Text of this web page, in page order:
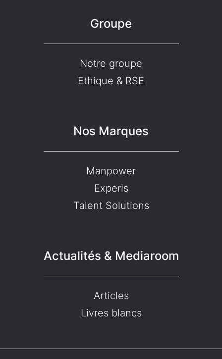
Groupe
Notre groupe
Ethique & RSE
Nos Marques
Manpower
Experis
Talent Solutions
Actualités & Mediaroom
Articles
Livres blancs